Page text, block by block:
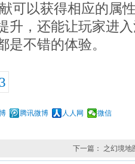
可以获得相应的属
升，还能让玩家进
是不错的体验。
腾讯微博 人人网 微信
下一篇： 之幻境地